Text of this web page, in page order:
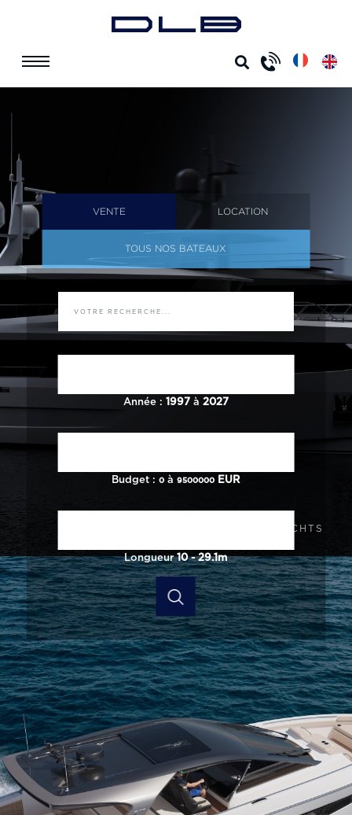
106 AND 118 ODYSSEY I PRINCESS YACHTS
VENTE LOCATION
TOUS NOS BATEAUX
Année : 1997à 2027
Budget :0 à9500000 EUR
Longueur10-29.1m